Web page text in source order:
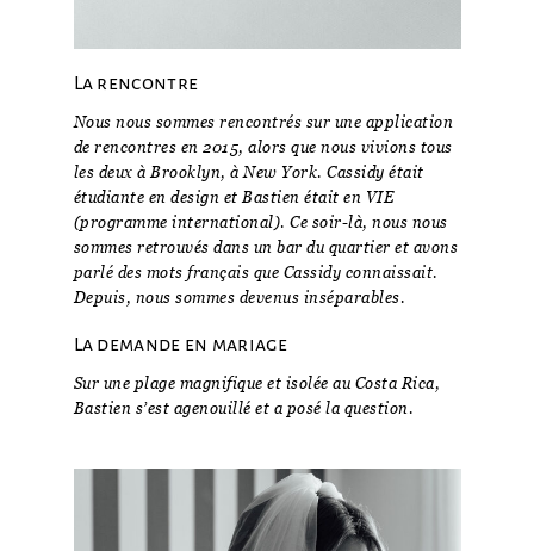
La rencontre
Nous nous sommes rencontrés sur une application
de rencontres en 2015, alors que nous vivions tous
les deux à Brooklyn, à New York. Cassidy était
étudiante en design et Bastien était en VIE
(programme international). Ce soir-là, nous nous
sommes retrouvés dans un bar du quartier et avons
parlé des mots français que Cassidy connaissait.
Depuis, nous sommes devenus inséparables.
La demande en mariage
Sur une plage magnifique et isolée au Costa Rica,
Bastien s’est agenouillé et a posé la question.